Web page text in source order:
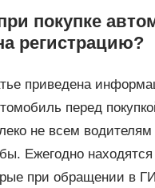
покупке
регистрацию?
приведена
перед
не всем водителям
Ежегодно находятся
при обращении в